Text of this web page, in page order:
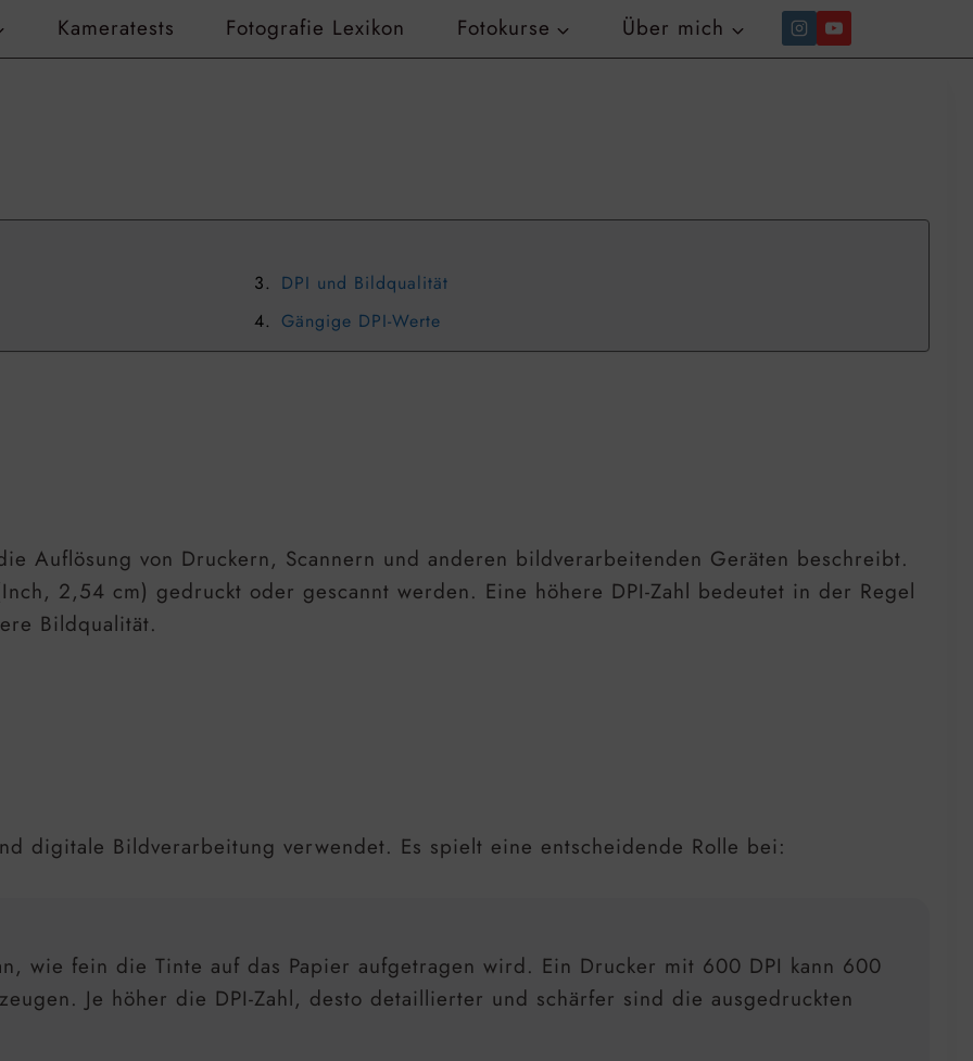
Kameratests Fotografie Lexikon Fotokurse Über mich
DPI und Bildqualität
Gängige DPI-Werte
Auflösung von Druckern, Scannern und anderen bildverarbeitenden Geräten beschreibt.
2,54 cm) gedruckt oder gescannt werden. Eine höhere DPI-Zahl bedeutet in der Regel
Bildqualität.
digitale Bildverarbeitung verwendet. Es spielt eine entscheidende Rolle bei:
wie fein die Tinte auf das Papier aufgetragen wird. Ein Drucker mit 600 DPI kann 600
Je höher die DPI-Zahl, desto detaillierter und schärfer sind die ausgedruckten